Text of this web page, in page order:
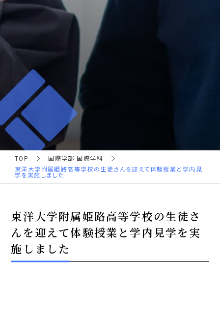
TOP
国際学部 国際学科
東洋大学附属姫路高等学校の生徒さんを迎えて体験授業と学内見
学を実施しました
東洋大学附属姫路高等学校の生徒さ
んを迎えて体験授業と学内見学を実
施しました